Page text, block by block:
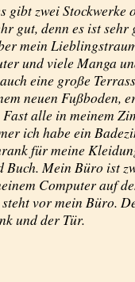
gibt zwei Stockwerke
gut, denn es ist sehr
mein
und viele Manga
eine große
neuen Fußboden,
alle in meinem
ich habe ein
für meine
Buch. Mein Büro ist
Computer auf
vor mein Büro.
und der Tür.